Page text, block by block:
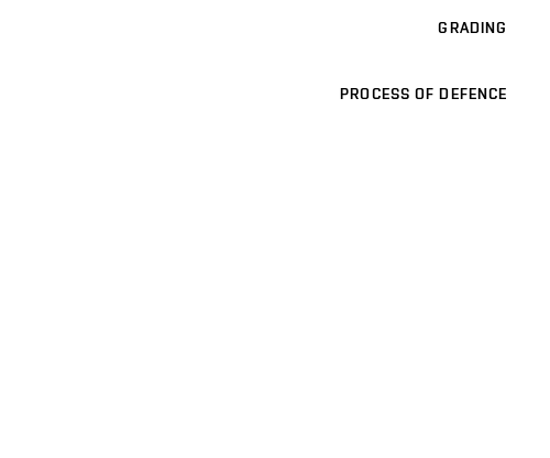
GRADING
PROCESS OF DEFENCE